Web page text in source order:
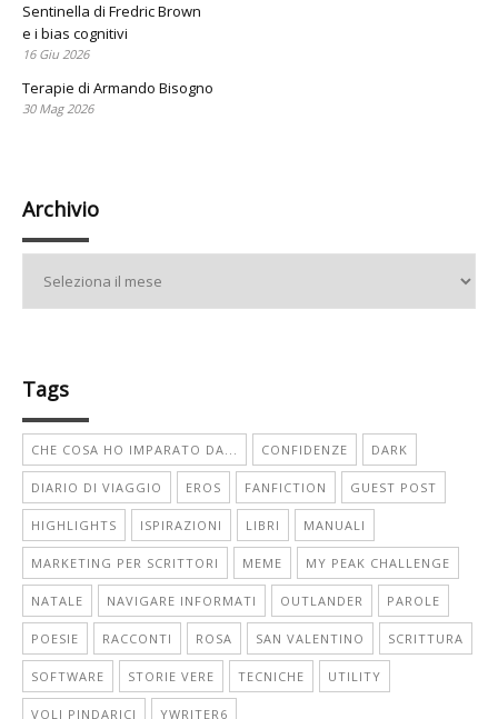
Sentinella di Fredric Brown
e i bias cognitivi
16 Giu 2026
Terapie di Armando Bisogno
30 Mag 2026
Archivio
Tags
CHE COSA HO IMPARATO DA... CONFIDENZE DARK
DIARIO DI VIAGGIO EROS FANFICTION GUEST POST
HIGHLIGHTS ISPIRAZIONI LIBRI MANUALI
MARKETING PER SCRITTORI MEME MY PEAK CHALLENGE
NATALE NAVIGARE INFORMATI OUTLANDER PAROLE
POESIE RACCONTI ROSA SAN VALENTINO SCRITTURA
SOFTWARE STORIE VERE TECNICHE UTILITY
VOLI PINDARICI YWRITER6